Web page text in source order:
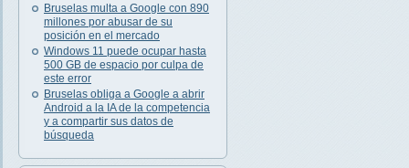
Bruselas multa a Google con 890
millones por abusar de su
posición en el mercado
Windows 11 puede ocupar hasta
500 GB de espacio por culpa de
este error
Bruselas obliga a Google a abrir
Android a la IA de la competencia
y a compartir sus datos de
búsqueda